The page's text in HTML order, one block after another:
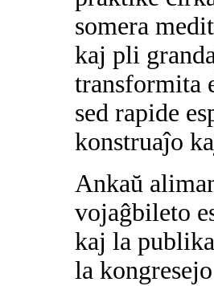
somera
kaj pli
transformita
sed rapide
konstruaĵo
Ankaŭ
vojaĝbileto
kaj la
la